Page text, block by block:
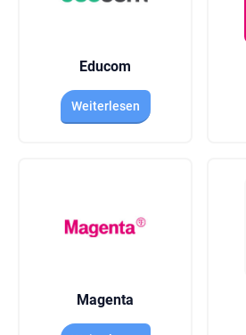
Educom
Weiterlesen
Magenta